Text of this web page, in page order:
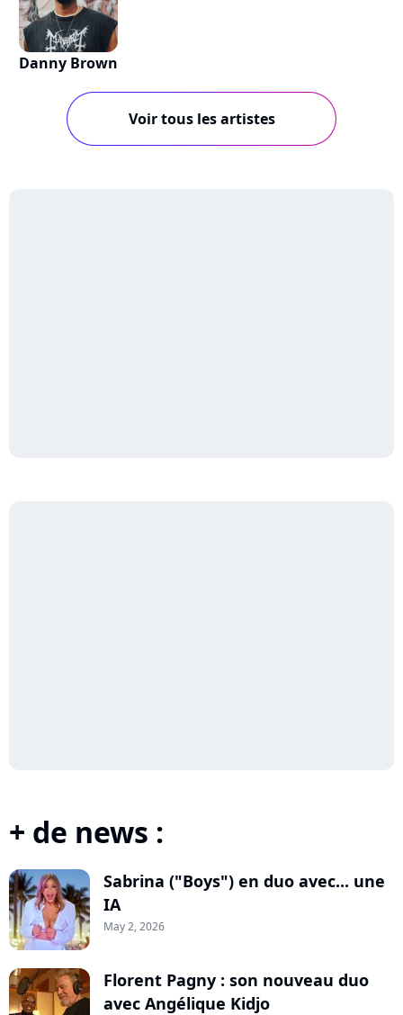
Danny Brown
Voir tous les artistes
+ de news :
Sabrina ("Boys") en duo avec... une
IA
May 2, 2026
Florent Pagny : son nouveau duo
avec Angélique Kidjo